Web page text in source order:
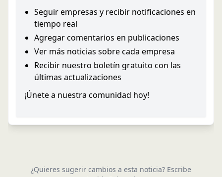
Seguir empresas y recibir notificaciones en
tiempo real
Agregar comentarios en publicaciones
Ver más noticias sobre cada empresa
Recibir nuestro boletín gratuito con las
últimas actualizaciones
¡Únete a nuestra comunidad hoy!
¿Quieres sugerir cambios a esta noticia? Escribe